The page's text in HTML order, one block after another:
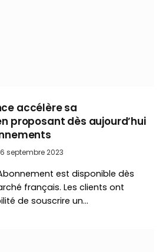
accélère sa
proposant dès aujourd’hui
septembre 2023
est disponible dès
français. Les clients ont
de souscrire un…